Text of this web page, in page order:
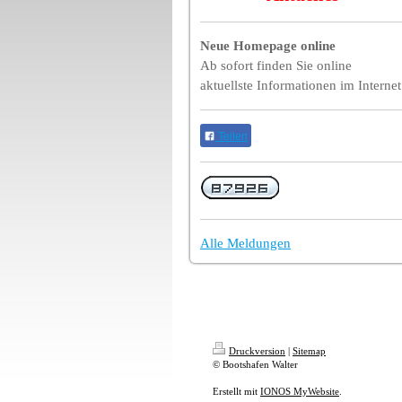
Neue Homepage online
Ab sofort finden Sie online
aktuellste Informationen im
Teilen
Alle Meldungen
Druckversion | Sitemap
© Bootshafen Walter
Erstellt mit IONOS MyWebsite